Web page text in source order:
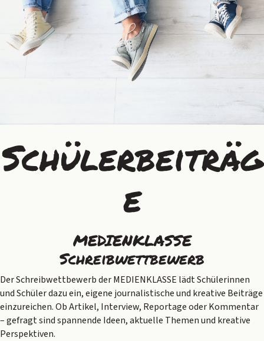
Schülerbeiträg
e
MEDIENKLASSE
Schreibwettbewerb
Der Schreibwettbewerb der MEDIENKLASSE lädt Schülerinnen
und Schüler dazu ein, eigene journalistische und kreative Beiträge
einzureichen. Ob Artikel, Interview, Reportage oder Kommentar
– gefragt sind spannende Ideen, aktuelle Themen und kreative
Perspektiven.